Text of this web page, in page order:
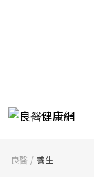
良醫 養生